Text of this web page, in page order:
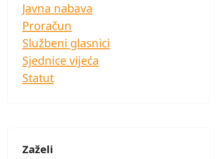
Javna nabava
Proračun
Službeni glasnici
Sjednice vijeća
Statut
Zaželi